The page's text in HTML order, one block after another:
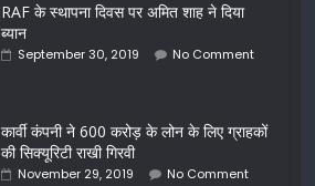
RAF के स्थापना दिवस पर अमित शाह ने दिया
ब्यान
September 30, 2019 No Comment
कार्वी कंपनी ने 600 करोड़ के लोन के लिए ग्राहकों
की सिक्यूरिटी राखी गिरवी
November 29, 2019 No Comment